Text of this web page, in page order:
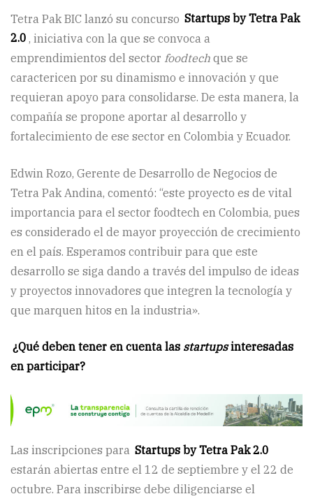
Tetra Pak BIC lanzó su concurso Startups by Tetra Pak
2.0 , iniciativa con la que se convoca a
emprendimientos del sector foodtech que se
caractericen por su dinamismo e innovación y que
requieran apoyo para consolidarse. De esta manera, la
compañía se propone aportar al desarrollo y
fortalecimiento de ese sector en Colombia y Ecuador.
Edwin Rozo, Gerente de Desarrollo de Negocios de
Tetra Pak Andina, comentó: “este proyecto es de vital
importancia para el sector foodtech en Colombia, pues
es considerado el de mayor proyección de crecimiento
en el país. Esperamos contribuir para que este
desarrollo se siga dando a través del impulso de ideas
y proyectos innovadores que integren la tecnología y
que marquen hitos en la industria».
¿Qué deben tener en cuenta las startupsinteresadas
en participar?
Las inscripciones para Startups by Tetra Pak 2.0
estarán abiertas entre el 12 de septiembre y el 22 de
octubre. Para inscribirse debe diligenciarse el